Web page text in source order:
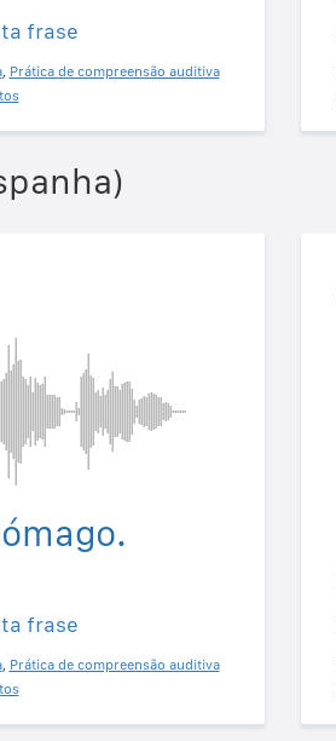
frase
, Prática de compreensão auditiva
frase
, Prática de compreensão auditiva